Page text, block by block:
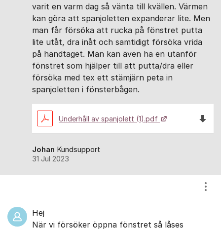
varit en varm dag så vänta till kvällen. Värmen
kan göra att spanjoletten expanderar lite. Men
man får försöka att rucka på fönstret putta
lite utåt, dra inåt och samtidigt försöka vrida
på handtaget. Man kan även ha en utanför
fönstret som hjälper till att putta/dra eller
försöka med tex ett stämjärn peta in
spanjoletten i fönsterbågen.
Underhåll av spanjolett (1).pdf
Johan Kundsupport
31 Jul 2023
Hej
När vi försöker öppna fönstret så låses